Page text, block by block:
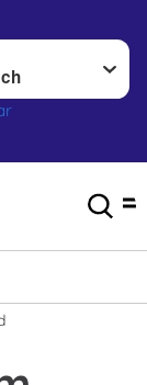
wechseln zu